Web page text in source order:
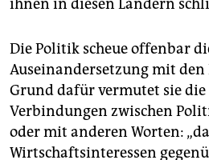
ihnen in diesen Ländern
Die Politik scheue offenbar
Auseinandersetzung mit
Grund dafür vermutet sie die
Verbindungen zwischen
oder mit anderen Worten:
Wirtschaftsinteressen